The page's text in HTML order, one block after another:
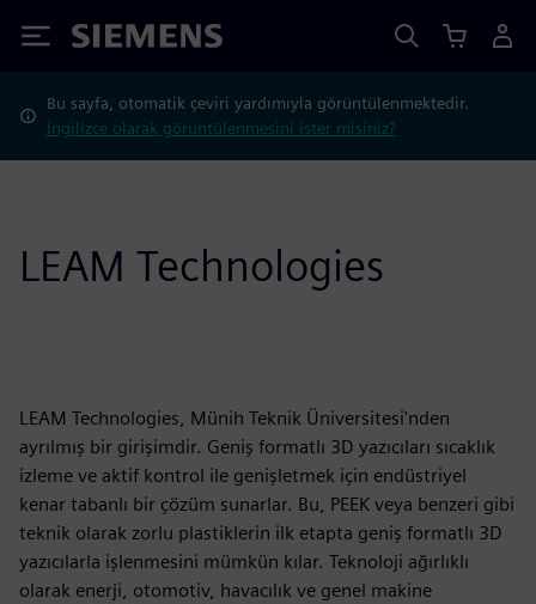
Siemens
Bu sayfa, otomatik çeviri yardımıyla görüntülenmektedir.
İngilizce olarak görüntülenmesini ister misiniz?
LEAM Technologies
LEAM Technologies, Münih Teknik Üniversitesi'nden
ayrılmış bir girişimdir. Geniş formatlı 3D yazıcıları sıcaklık
izleme ve aktif kontrol ile genişletmek için endüstriyel
kenar tabanlı bir çözüm sunarlar. Bu, PEEK veya benzeri gibi
teknik olarak zorlu plastiklerin ilk etapta geniş formatlı 3D
yazıcılarla işlenmesini mümkün kılar. Teknoloji ağırlıklı
olarak enerji, otomotiv, havacılık ve genel makine